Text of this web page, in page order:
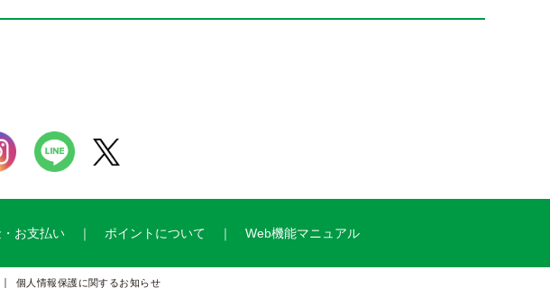
お支払い ポイントについて Web機能マニュアル
個人情報保護に関するお知らせ